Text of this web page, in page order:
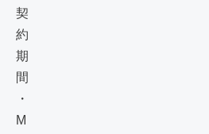
契
約
期
間
・
M